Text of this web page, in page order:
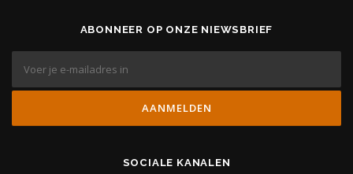
ABONNEER OP ONZE NIEWSBRIEF
SOCIALE KANALEN